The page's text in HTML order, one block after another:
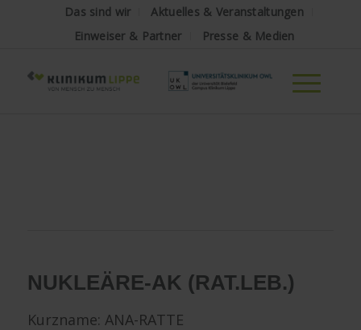
Das sind wir
Aktuelles & Veranstaltungen
Einweiser & Partner
Presse & Medien
NUKLEÄRE-AK (RAT.LEB.)
Kurzname: ANA-RATTE